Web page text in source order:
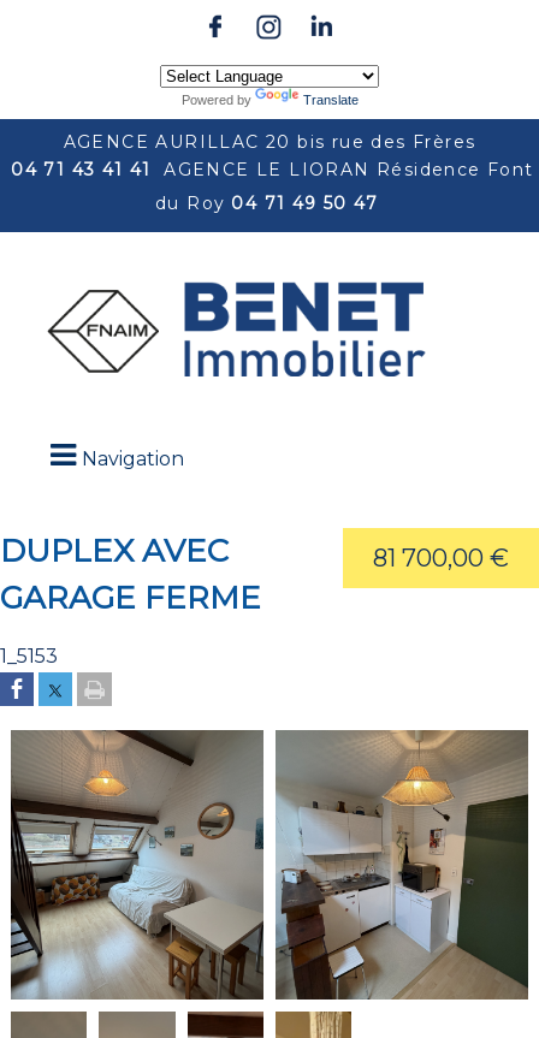
Powered by Translate
AGENCE AURILLAC 20 bis rue des Frères
04 71 43 41 41
AGENCE LE LIORAN Résidence Font
du Roy 04 71 49 50 47
Navigation
81 700,00 €
DUPLEX AVEC
GARAGE FERME
1_5153